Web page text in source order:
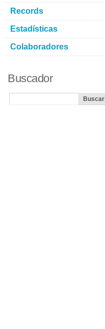
Records
Estadísticas
Colaboradores
Buscador